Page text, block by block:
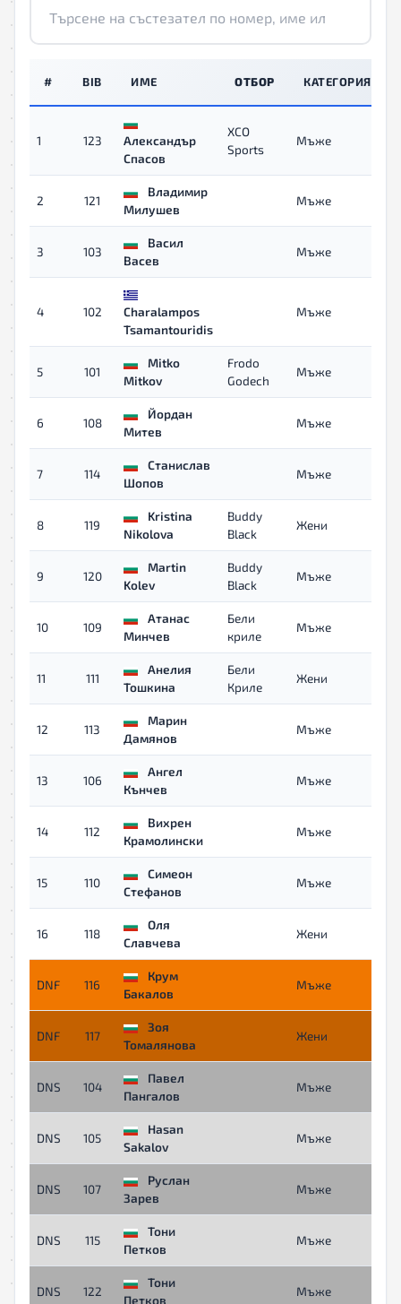
# BIB ИМЕ ОТБОР КАТЕГОРИЯ
1 123
Александър
Спасов
XCO
Sports
Мъже
2 121
Владимир
Милушев
Мъже
3 103
Васил
Васев
Мъже
4 102
Charalampos
Tsamantouridis
Мъже
5 101
Mitko
Mitkov
Frodo
Godech
Мъже
6 108
Йордан
Митев
Мъже
7 114
Станислав
Шопов
Мъже
8 119
Kristina
Nikolova
Buddy
Black
Жени
9 120
Martin
Kolev
Buddy
Black
Мъже
10 109
Атанас
Минчев
Бели
криле
Мъже
11 111
Анелия
Тошкина
Бели
Криле
Жени
12 113
Марин
Дамянов
Мъже
13 106
Ангел
Кънчев
Мъже
14 112
Вихрен
Крамолински
Мъже
15 110
Симеон
Стефанов
Мъже
16 118
Оля
Славчева
Жени
DNF 116
Крум
Бакалов
Мъже
DNF 117
Зоя
Томалянова
Жени
DNS 104
Павел
Пангалов
Мъже
DNS 105
Hasan
Sakalov
Мъже
DNS 107
Руслан
Зарев
Мъже
DNS 115
Тони
Петков
Мъже
DNS 122
Тони
Петков
Мъже